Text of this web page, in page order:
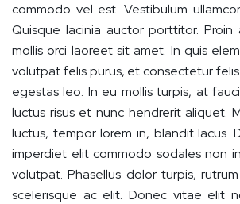
commodo vel est. Vestibulum
Quisque lacinia auctor porttitor. Proin
mollis orci laoreet sit amet. In quis
volutpat felis purus, et consectetur
egestas leo. In eu mollis turpis, at
luctus risus et nunc hendrerit aliquet.
luctus, tempor lorem in, blandit lacus.
imperdiet elit commodo sodales non
volutpat. Phasellus dolor turpis,
scelerisque ac elit. Donec vitae elit